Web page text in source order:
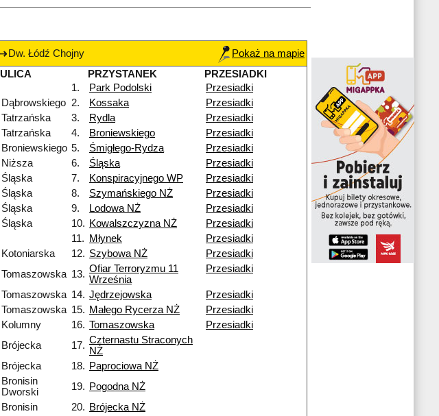
Dw. Łódź Chojny
Pokaż na mapie
ULICA
PRZYSTANEK
PRZESIADKI
1.
Park Podolski
Przesiadki
Dąbrowskiego 2. Kossaka
Przesiadki
Tatrzańska
3. Rydla
Przesiadki
Tatrzańska
4. Broniewskiego
Przesiadki
Broniewskiego 5. Śmigłego-Rydza
Przesiadki
Niższa
6. Śląska
Przesiadki
Śląska
7. Konspiracyjnego WP
Przesiadki
Śląska
8. Szymańskiego NŻ
Przesiadki
Śląska
9. Lodowa NŻ
Przesiadki
Śląska
10. Kowalszczyzna NŻ
Przesiadki
11.
Młynek
Przesiadki
Kotoniarska
12. Szybowa NŻ
Przesiadki
Tomaszowska 13. Ofiar Terroryzmu 11
Września
Przesiadki
Tomaszowska 14. Jędrzejowska
Przesiadki
Tomaszowska 15. Małego Rycerza NŻ
Przesiadki
Kolumny
16. Tomaszowska
Przesiadki
Brójecka
17. Czternastu Straconych
NŻ
Brójecka
18. Paprociowa NŻ
Bronisin
Dworski
19. Pogodna NŻ
Bronisin
20. Brójecka NŻ